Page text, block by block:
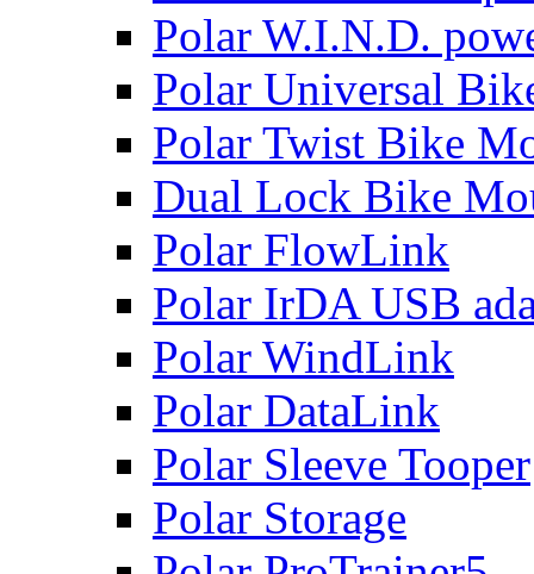
Polar W.I.N.D.
Polar Universal
Polar Twist Bike
Dual Lock Bike
Polar FlowLink
Polar IrDA USB
Polar WindLink
Polar DataLink
Polar Sleeve Tooper
Polar Storage